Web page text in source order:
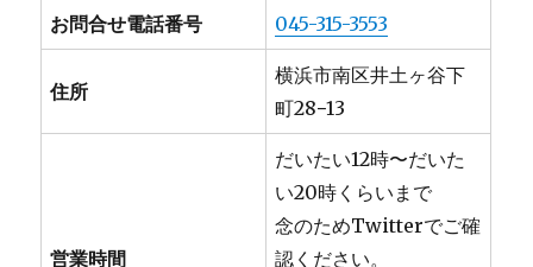
お問合せ電話番号 045-315-3553
住所
横浜市南区井土ヶ谷下
町28−13
営業時間
だいたい12時〜だいた
い20時くらいまで
念のためTwitterでご確
認ください。